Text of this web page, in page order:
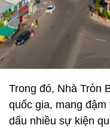
Trong đó, Nhà Tròn
quốc gia, mang
dấu nhiều sự kiện